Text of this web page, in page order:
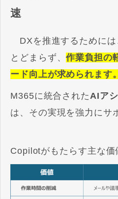
速
DXを推進するためには
とどまらず、作業負担の
ード向上が求められます。
M365に統合された AIア
は、その実現を強力にサ
Copilotがもたらす主な価